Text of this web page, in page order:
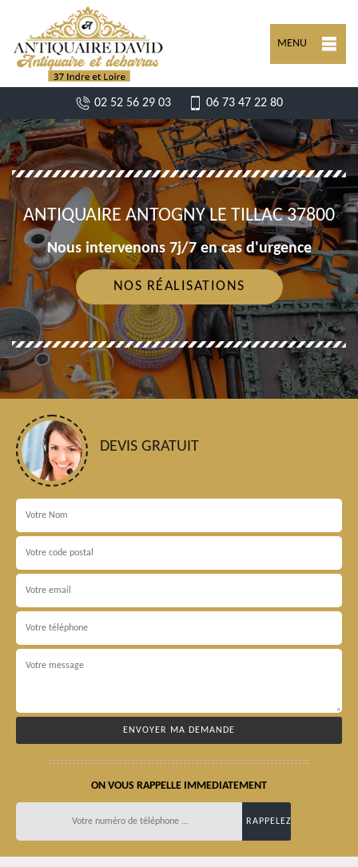
MENU
02 52 56 29 03 06 73 47 22 80
ANTIQUAIRE ANTOGNY LE TILLAC 37800
Nous intervenons 7j/7 en cas d'urgence
NOS RÉALISATIONS
DEVIS GRATUIT
ON VOUS RAPPELLE IMMEDIATEMENT